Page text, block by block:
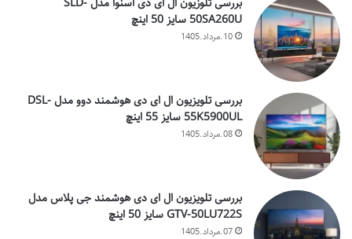
50SA260U سایز 50 اینچ
10.مرداد.1405
بررسی تلویزیون ال ای دی هوشمند دوو مدل DSL-
55K5900UL سایز 55 اینچ
08.مرداد.1405
بررسی تلویزیون ال ای دی هوشمند جی پلاس مدل
GTV-50LU722S سایز 50 اینچ
07.مرداد.1405